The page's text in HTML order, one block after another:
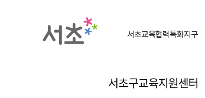
서초교육협력특화지구
서초구교육지원센터